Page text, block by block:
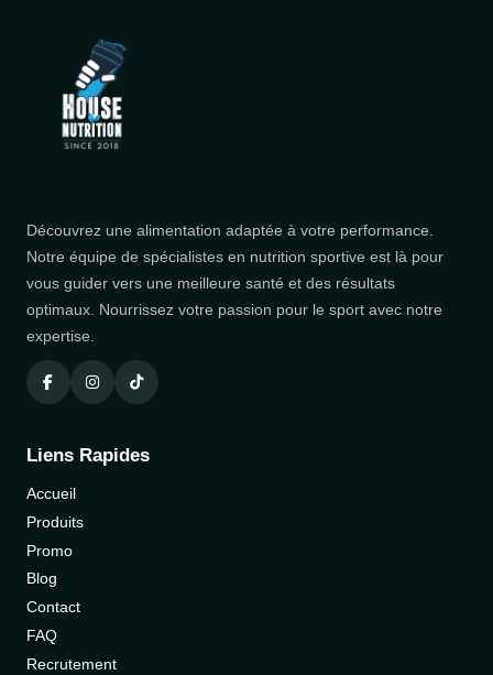
Découvrez une alimentation adaptée à votre performance.
Notre équipe de spécialistes en nutrition sportive est là pour
vous guider vers une meilleure santé et des résultats
optimaux. Nourrissez votre passion pour le sport avec notre
expertise.
Liens Rapides
Accueil
Produits
Promo
Blog
Contact
FAQ
Recrutement